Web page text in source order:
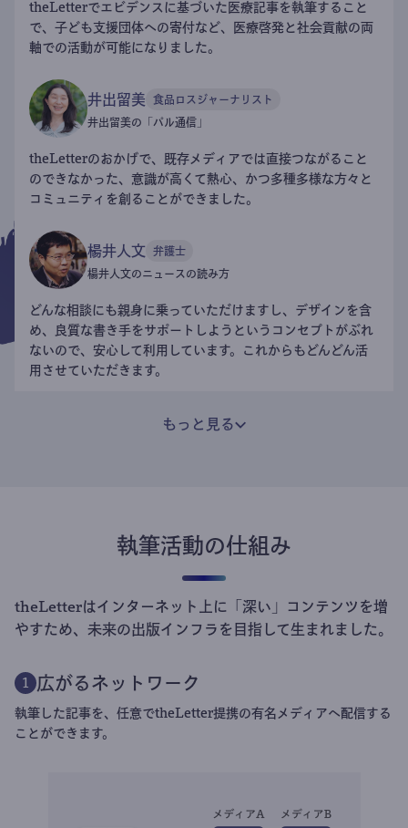
theLetterでエビデンスに基づいた医療記事を執筆すること
で、子ども支援団体への寄付など、医療啓発と社会貢献の両
軸での活動が可能になりました。
井出留美 食品ロスジャーナリスト
井出留美の「パル通信」
theLetterのおかげで、既存メディアでは直接つながること
のできなかった、意識が高くて熱心、かつ多種多様な方々と
コミュニティを創ることができました。
楊井人文 弁護士
楊井人文のニュースの読み方
どんな相談にも親身に乗っていただけますし、デザインを含
め、良質な書き手をサポートしようというコンセプトがぶれ
ないので、安心して利用しています。これからもどんどん活
用させていただきます。
もっと見る
執筆活動の仕組み
theLetterはインターネット上に「深い」コンテンツを増
やすため、未来の出版インフラを目指して生まれました。
1 広がるネットワーク
執筆した記事を、任意でtheLetter提携の有名メディアへ配信する
ことができます。